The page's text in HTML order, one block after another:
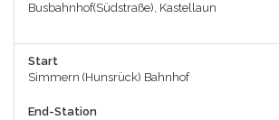
Busbahnhof(Südstraße), Kastellaun
Start
Simmern (Hunsrück) Bahnhof
End-Station